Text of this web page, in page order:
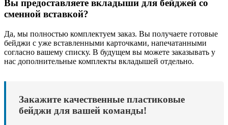
Вы предоставляете вкладыши для бейджей со
сменной вставкой?
Да, мы полностью комплектуем заказ. Вы получаете готовые
бейджи с уже вставленными карточками, напечатанными
согласно вашему списку. В будущем вы можете заказывать у
нас дополнительные комплекты вкладышей отдельно.
Закажите качественные пластиковые
бейджи для вашей команды!